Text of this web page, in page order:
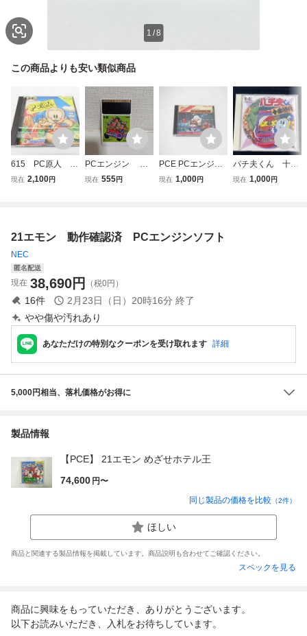
1 /8
この商品よりも安い類似商品
615 PC原人 H
C89024 ハドソ
現在 2,100円
PCエンジン Hu
CARD 遊々人
現在 555円
PCE PCエンジン
ソフト 妖怪道中記
現在 1,000円
パチ夫くん 十番
勝負 PCエンジ
現在 1,000円
21エモン 動作確認済 PCエンジンソフト
NEC
匿名配送
現在 38,690円 （税0円）
16件 2月23日（日）20時16分 終了
やや傷や汚れあり
あなただけの特別なクーポンを受け取れます 詳細
5,000円相当、落札価格がお得に
製品情報
【PCE】 21エモン めざせホテル王
74,600 円〜
同じ製品の価格を比較 （2件）
ほしい
商品と関連する製品情報を掲載しています。商品説明も合わせてご確認ください。
スペックを見る
商品に興味をもっていただき、ありがとうございます。
以下お読みいただき、入札をお待ちしています。